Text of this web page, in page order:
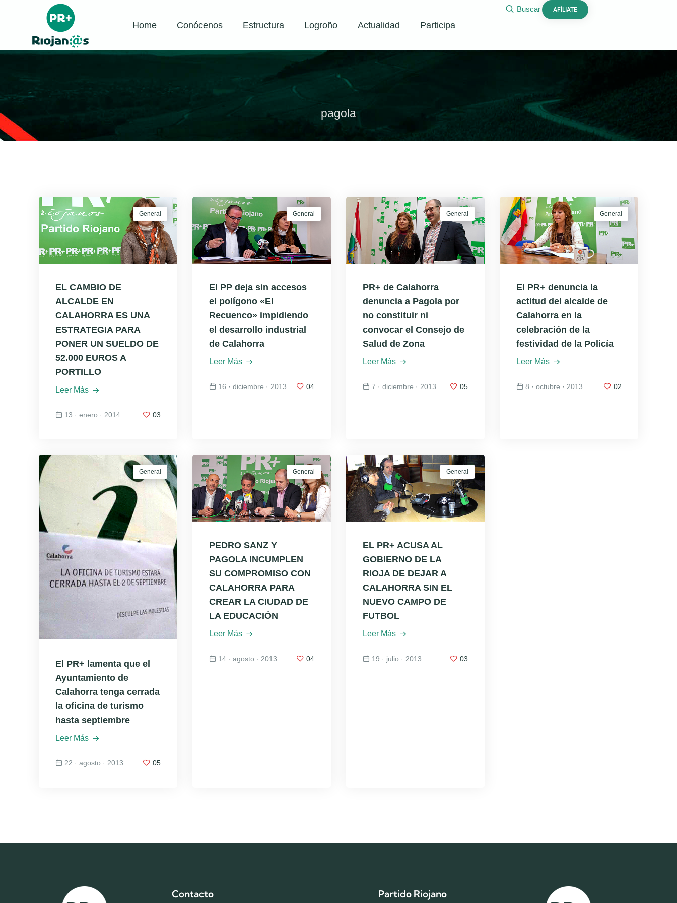
Home Conócenos Estructura Logroño Actualidad Participa
Buscar AFÍLIATE
pagola
General
EL CAMBIO DE
ALCALDE EN
CALAHORRA ES UNA
ESTRATEGIA PARA
PONER UN SUELDO DE
52.000 EUROS A
PORTILLO
Leer Más
13 · enero · 2014 03
General
El PP deja sin accesos
el polígono «El
Recuenco» impidiendo
el desarrollo industrial
de Calahorra
Leer Más
16 · diciembre · 2013 04
General
PR+ de Calahorra
denuncia a Pagola por
no constituir ni
convocar el Consejo de
Salud de Zona
Leer Más
7 · diciembre · 2013 05
General
El PR+ denuncia la
actitud del alcalde de
Calahorra en la
celebración de la
festividad de la Policía
Leer Más
8 · octubre · 2013 02
General
El PR+ lamenta que el
Ayuntamiento de
Calahorra tenga cerrada
la oficina de turismo
hasta septiembre
Leer Más
22 · agosto · 2013 05
General
PEDRO SANZ Y
PAGOLA INCUMPLEN
SU COMPROMISO CON
CALAHORRA PARA
CREAR LA CIUDAD DE
LA EDUCACIÓN
Leer Más
14 · agosto · 2013 04
General
EL PR+ ACUSA AL
GOBIERNO DE LA
RIOJA DE DEJAR A
CALAHORRA SIN EL
NUEVO CAMPO DE
FUTBOL
Leer Más
19 · julio · 2013 03
Contacto Partido Riojano